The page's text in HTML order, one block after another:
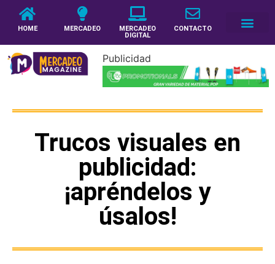
HOME MERCADEO
MERCADEO
DIGITAL
CONTACTO
Publicidad
Trucos visuales en
publicidad:
¡apréndelos y
úsalos!